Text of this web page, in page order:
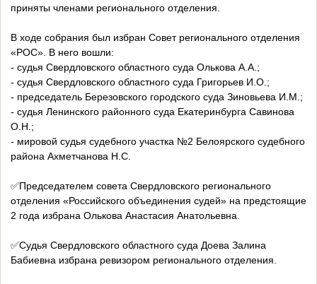
приняты членами регионального отделения.
В ходе собрания был избран Совет регионального отделения
«РОС». В него вошли:
- судья Свердловского областного суда Олькова А.А.;
- судья Свердловского областного суда Григорьев И.О.;
- председатель Березовского городского суда Зиновьева И.М.;
- судья Ленинского районного суда Екатеринбурга Савинова
О.Н.;
- мировой судья судебного участка №2 Белоярского судебного
района Ахметчанова Н.С.
✅Председателем совета Свердловского регионального
отделения «Российского объединения судей» на предстоящие
2 года избрана Олькова Анастасия Анатольевна.
✅Судья Свердловского областного суда Доева Залина
Бабиевна избрана ревизором регионального отделения.